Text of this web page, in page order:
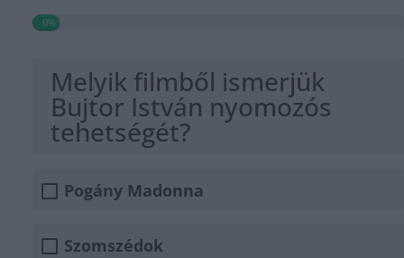
0%
Melyik filmből ismerjük
Bujtor István nyomozós
tehetségét?
Pogány Madonna
Szomszédok